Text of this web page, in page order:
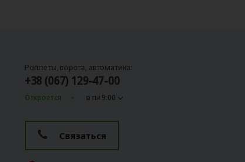
Роллеты, ворота, автоматика:
+38 (067) 129-47-00
Откроется в пн 9:00
Связаться